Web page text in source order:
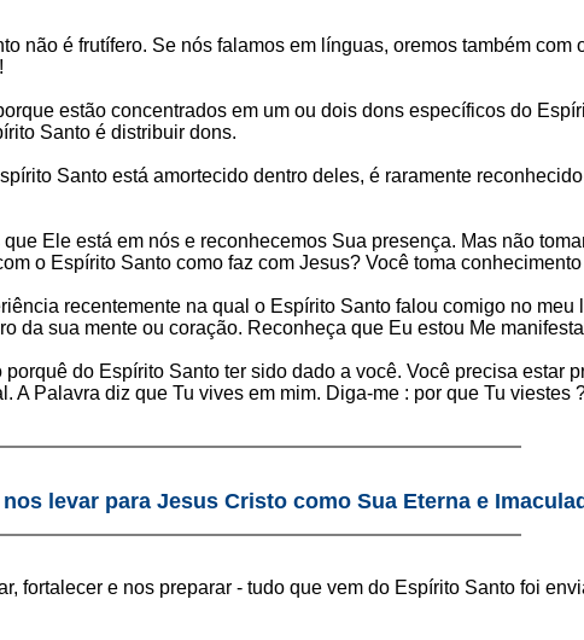
não é frutífero. Se nós falamos em línguas, oremos também com
estão concentrados em um ou dois dons específicos do
Santo é distribuir dons.
Santo está amortecido dentro deles, é raramente
Ele está em nós e reconhecemos Sua presença. Mas não
o Espírito Santo como faz com Jesus? Você toma
recentemente na qual o Espírito Santo falou comigo no meu
da sua mente ou coração. Reconheça que Eu estou Me
do Espírito Santo ter sido dado a você. Você precisa estar
Palavra diz que Tu vives em mim. Diga-me : por que Tu viestes
levar para Jesus Cristo como Sua Eterna e
fortalecer e nos preparar - tudo que vem do Espírito Santo foi